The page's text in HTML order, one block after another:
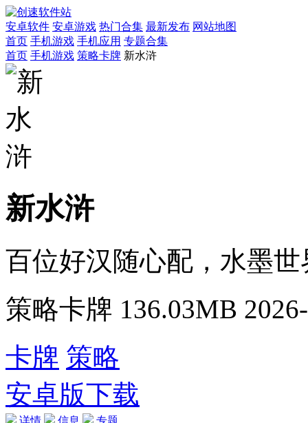
安卓软件 安卓游戏 热门合集 最新发布 网站地图
首页 手机游戏 手机应用 专题合集
首页 手机游戏 策略卡牌 新水浒
新水浒
百位好汉随心配，水墨
策略卡牌 136.03MB
卡牌 策略
安卓版下载
详情 信息 专题